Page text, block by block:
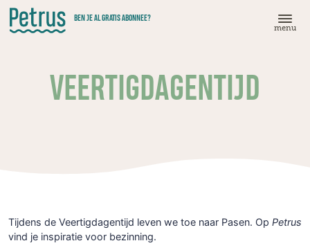
Doorgaan
naar
hoofdinhoud
BEN JE AL GRATIS ABONNEE?
menu
VEERTIGDAGENTIJD
Tijdens de Veertigdagentijd leven we toe naar Pasen. Op Petrus
vind je inspiratie voor bezinning.